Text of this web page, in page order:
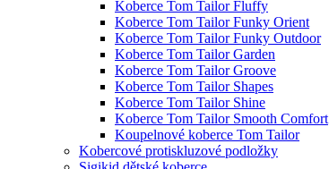
Koberce Tom Tailor Fluffy
Koberce Tom Tailor Funky Orient
Koberce Tom Tailor Funky Outdoor
Koberce Tom Tailor Garden
Koberce Tom Tailor Groove
Koberce Tom Tailor Shapes
Koberce Tom Tailor Shine
Koberce Tom Tailor Smooth Comfort
Koupelnové koberce Tom Tailor
Kobercové protiskluzové podložky